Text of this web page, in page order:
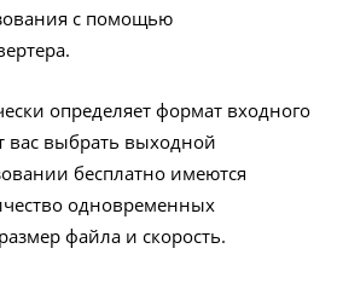
с помощью
определяет формат входного
вас выбрать выходной
бесплатно имеются
одновременных
файла и скорость.